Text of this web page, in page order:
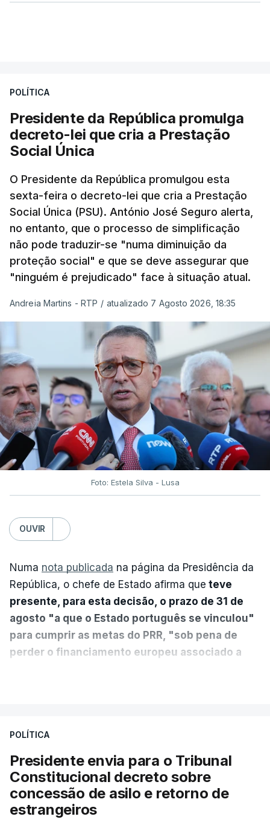
POLÍTICA
Presidente da República promulga
decreto-lei que cria a Prestação
Social Única
O Presidente da República promulgou esta
sexta-feira o decreto-lei que cria a Prestação
Social Única (PSU). António José Seguro alerta,
no entanto, que o processo de simplificação
não pode traduzir-se "numa diminuição da
proteção social" e que se deve assegurar que
"ninguém é prejudicado" face à situação atual.
Andreia Martins - RTP / atualizado 7 Agosto 2026, 18:35
Foto: Estela Silva - Lusa
OUVIR
Numa nota publicada na página da Presidência da
República, o chefe de Estado afirma que teve
presente, para esta decisão, o prazo de 31 de
agosto "a que o Estado português se vinculou"
para cumprir as metas do PRR, "sob pena de
perder o financiamento europeu associado a
sistema mais simples, mais justo e transparente".
"Sempre que seja possível reduzir burocracias,
eliminar sobreposições e garantir que os apoios
chegam a quem mais necessita, estaremos a dar
um passo na direção certa", argumenta o
POLÍTICA
Presidente envia para o Tribunal
Constitucional decreto sobre
concessão de asilo e retorno de
estrangeiros